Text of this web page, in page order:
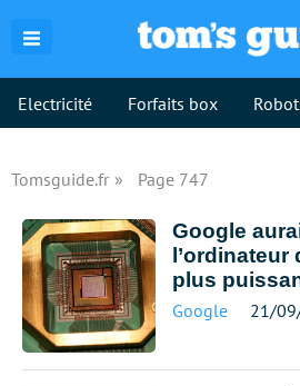
Electricité Forfaits box
Tomsguide.fr Page 747
Google
plus
Google 21/